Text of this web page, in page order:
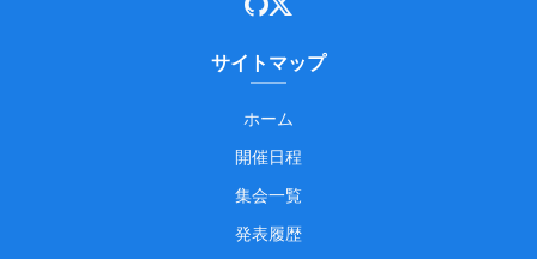
サイトマップ
ホーム
開催日程
集会一覧
発表履歴